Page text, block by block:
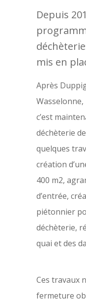
Depuis
mis en
Après
c’est
déchèterie
quelques
création
400 m2,
d’entrée,
piétonnier
déchèterie,
quai et des
Ces travaux
fermeture